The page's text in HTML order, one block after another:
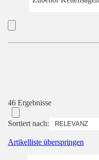
46 Ergebnisse
Sortiert nach:
Artikelliste überspringen